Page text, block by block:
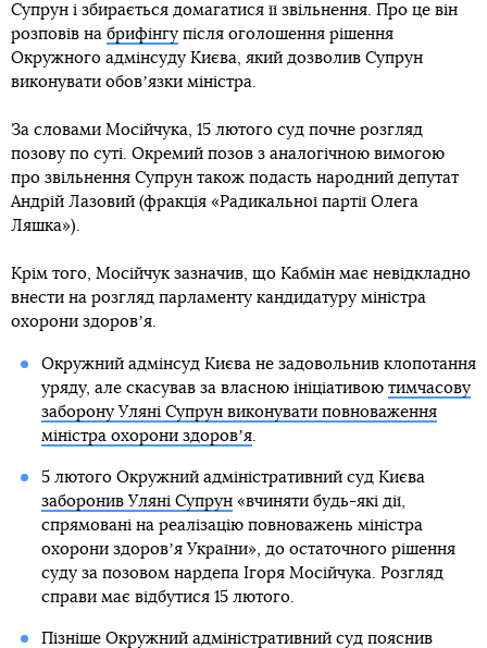
Супрун і збирається домагатися її звільнення. Про це він
розповів на брифінгу після оголошення рішення
Окружного адмінсуду Києва, який дозволив Супрун
виконувати обовʼязки міністра.
За словами Мосійчука, 15 лютого суд почне розгляд
позову по суті. Окремий позов з аналогічною вимогою
про звільнення Супрун також подасть народний депутат
Андрій Лазовий (фракція «Радикальної партії Олега
Ляшка»).
Крім того, Мосійчук зазначив, що Кабмін має невідкладно
внести на розгляд парламенту кандидатуру міністра
охорони здоровʼя.
Окружний адмінсуд Києва не задовольнив клопотання
уряду, але скасував за власною ініціативою тимчасову
заборону Уляні Супрун виконувати повноваження
міністра охорони здоровʼя.
5 лютого Окружний адміністративний суд Києва
заборонив Уляні Супрун«вчиняти будь-які дії,
спрямовані на реалізацію повноважень міністра
охорони здоровʼя України», до остаточного рішення
суду за позовом нардепа Ігоря Мосійчука. Розгляд
справи має відбутися 15 лютого.
Пізніше Окружний адміністративний суд пояснив